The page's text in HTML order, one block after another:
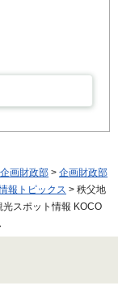
企画財政部 > 企画財政部
報トピックス > 秩父地
光スポット情報 KOCO